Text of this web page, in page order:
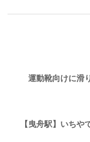
運動靴向けに滑
【曳舟駅】いちや